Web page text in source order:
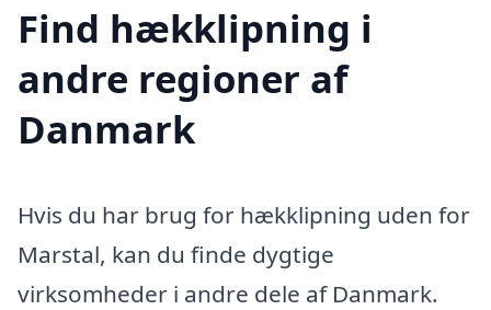
Find hækklipning i
andre regioner af
Danmark
Hvis du har brug for hækklipning uden for
Marstal, kan du finde dygtige
virksomheder i andre dele af Danmark.